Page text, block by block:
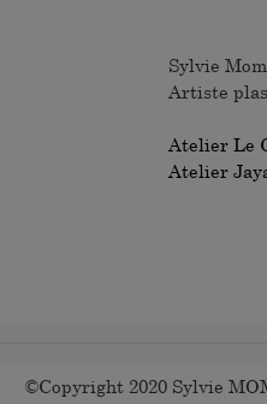
Sylvie
Artiste
Atelier Le
Atelier
©Copyright 2020 Sylvie